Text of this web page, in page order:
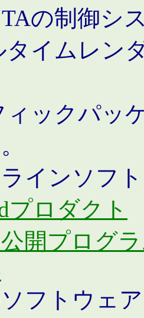
の制御シ
タイムレン
ィックパッ
インソフ
プロダクト
開プログ
フトウェア